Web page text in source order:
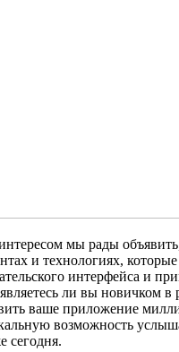
мы рады
и технологиях,
интерфейса и
ли вы новичком
ваше приложение
возможность
сегодня.